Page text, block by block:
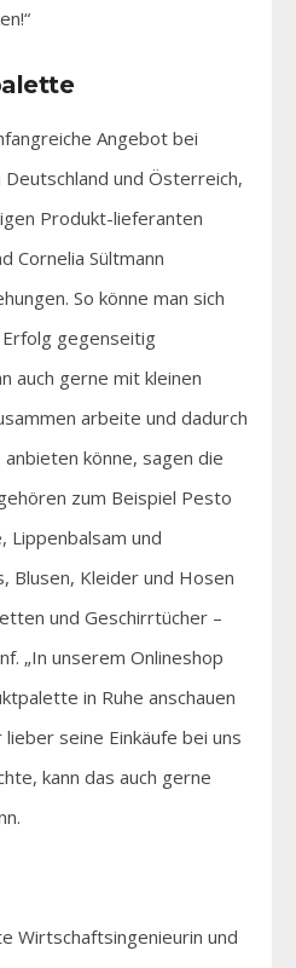
Angebot bei
und Österreich,
Produkt-lieferanten
Cornelia Sültmann
So könne man sich
gegenseitig
auch gerne mit kleinen
arbeite und dadurch
könne, sagen die
zum Beispiel Pesto
Lippenbalsam und
Blusen, Kleider und Hosen
und Geschirrtücher –
„In unserem Onlineshop
in Ruhe anschauen
seine Einkäufe bei uns
kann das auch gerne
Wirtschaftsingenieurin und